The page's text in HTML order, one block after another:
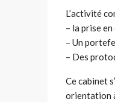
L’activité
– la prise
– Un
– Des
Ce cabinet
orientation